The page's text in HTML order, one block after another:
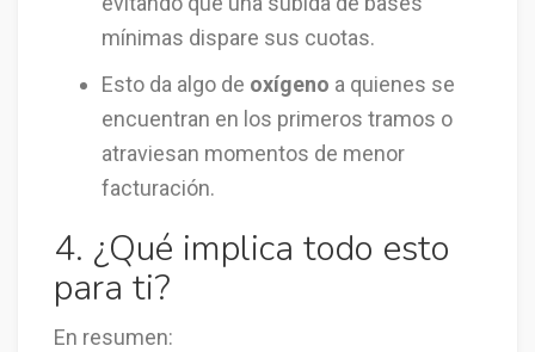
mínimas dispare sus cuotas.
Esto da algo de oxígeno a quienes se
encuentran en los primeros tramos o
atraviesan momentos de menor
facturación.
4. ¿Qué implica todo esto
para ti?
En resumen: